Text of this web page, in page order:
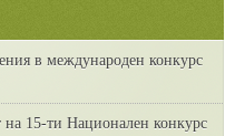
в международен конкурс
15-ти Национален конкурс